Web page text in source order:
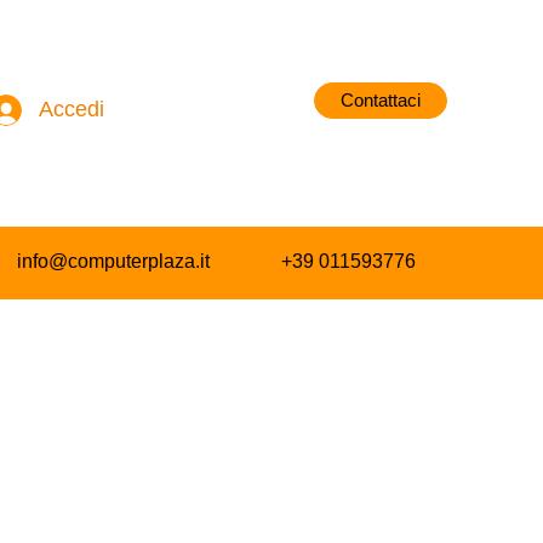
Accedi Contattaci
info@computerplaza.it +39 011593776